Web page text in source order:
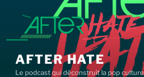
contenu
principal
AFTER HATE
Le podcast qui déconstruit la pop culture